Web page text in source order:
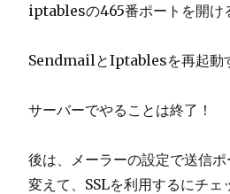
iptablesの465番ポートを開け
SendmailとIptablesを再起動
サーバーでやることは終了！
後は、メーラーの設定で送信
変えて、SSLを利用するにチェ